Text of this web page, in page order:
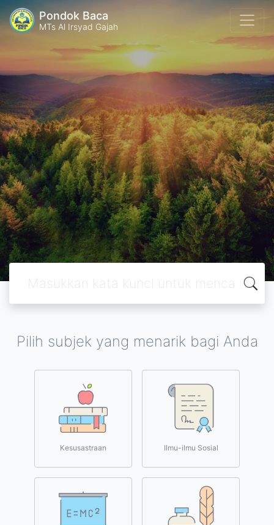
Pondok Baca
MTs Al Irsyad Gajah
Pilih subjek yang menarik bagi Anda
Kesusastraan Ilmu-ilmu Sosial